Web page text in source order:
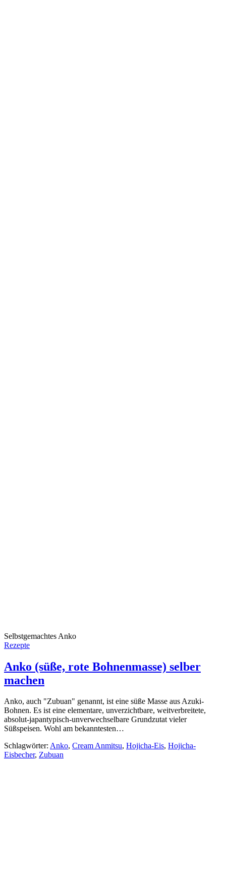
Selbstgemachtes Anko
Rezepte
Anko (süße, rote Bohnenmasse) selber
machen
Anko, auch "Zubuan" genannt, ist eine süße Masse aus Azuki-
Bohnen. Es ist eine elementare, unverzichtbare, weitverbreitete,
absolut-japantypisch-unverwechselbare Grundzutat vieler
Süßspeisen. Wohl am bekanntesten…
Schlagwörter: Anko, Cream Anmitsu, Hojicha-Eis, Hojicha-
Eisbecher, Zubuan